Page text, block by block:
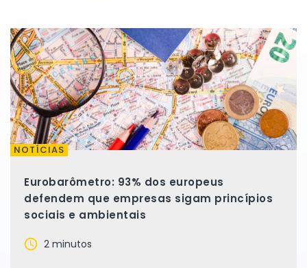
NOTÍCIAS
Eurobarômetro: 93% dos europeus
defendem que empresas sigam princípios
sociais e ambientais
2 minutos